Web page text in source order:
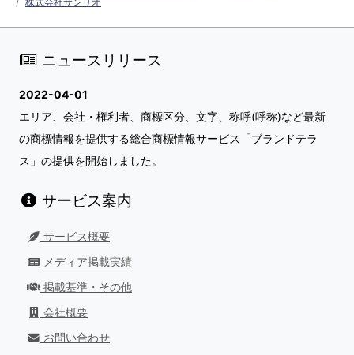
ニュースリリース
2022-04-01
エリア、会社・権利者、商標区分、文字、称呼(呼称)など最新
の商標情報を提供する総合商標情報サービス「ブランドテラ
ス」の提供を開始しました。
サービス案内
サービス概要
メディア掲載実績
掲載基準・その他
会社概要
お問い合わせ